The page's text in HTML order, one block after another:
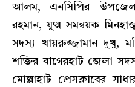
আলম, এনসিপির
রহমান, যুগ্ম সমন্বয়ক
সদস্য খায়রুজ্জামান দুখু,
শক্তির বাগেরহাট জেলা
মোল্লাহাট প্রেসক্লাবের